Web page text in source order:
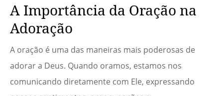
A Importância da Oração na
Adoração
A oração é uma das maneiras mais poderosas de
adorar a Deus. Quando oramos, estamos nos
comunicando diretamente com Ele, expressando